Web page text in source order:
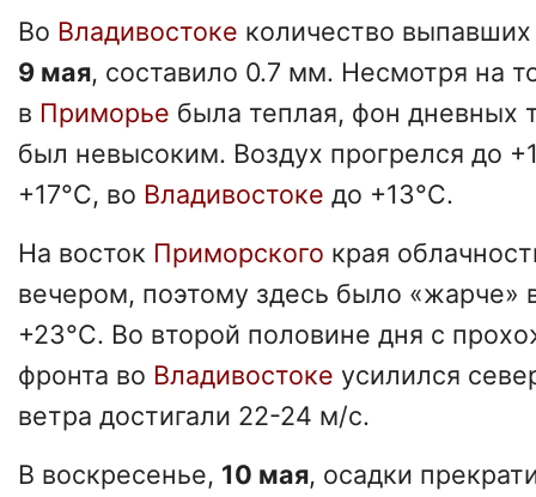
Во Владивостоке количество
9 мая, составило 0.7 мм. Несмотря на
в Приморье была теплая, фон дневных
был невысоким. Воздух прогрелся до
+17°C, во Владивостоке до +13°C.
На восток Приморского края
вечером, поэтому здесь было «жарче»
+23°C. Во второй половине дня с
фронта во Владивостоке усилился
ветра достигали 22-24 м/с.
В воскресенье, 10 мая, осадки